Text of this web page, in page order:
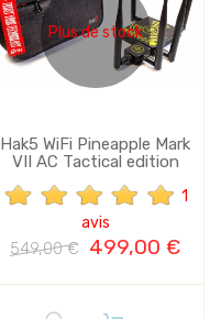
Plus de stock
Hak5 WiFi Pineapple Mark
VII AC Tactical edition
1
avis
549,00 € 499,00 €